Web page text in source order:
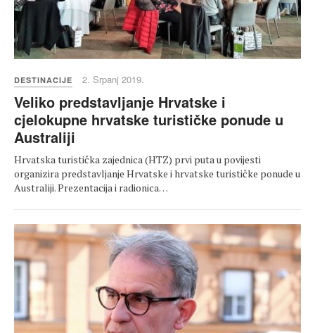
DESTINACIJE 2. Srpanj 2019.
Veliko predstavljanje Hrvatske i
cjelokupne hrvatske turističke ponude u
Australiji
Hrvatska turistička zajednica (HTZ) prvi puta u povijesti
organizira predstavljanje Hrvatske i hrvatske turističke ponude u
Australiji. Prezentacija i radionica…